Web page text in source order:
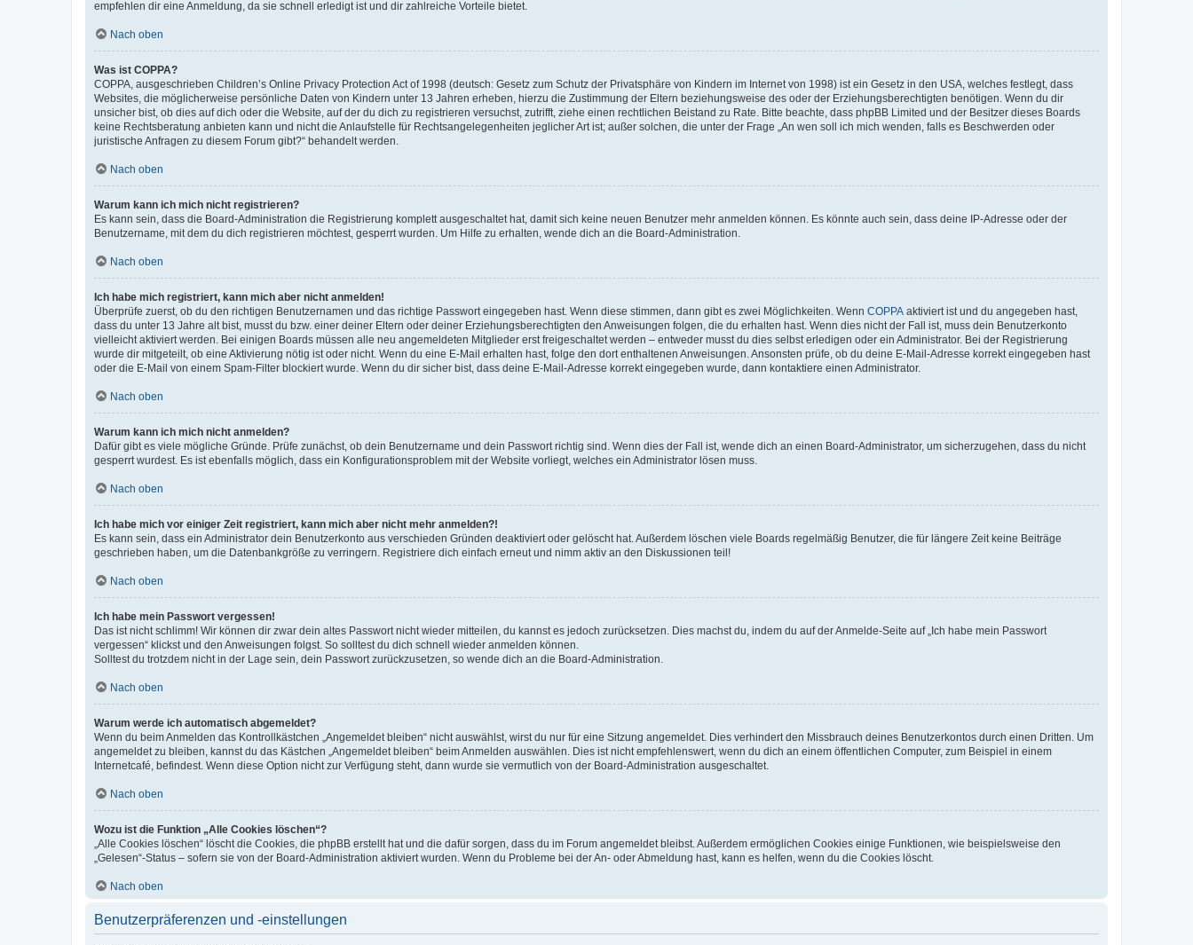
empfehlen dir eine Anmeldung, da sie schnell erledigt ist und dir zahlreiche Vorteile bietet.
Nach oben
Was ist COPPA?
COPPA, ausgeschrieben Children’s Online Privacy Protection Act of 1998 (deutsch: Gesetz zum Schutz der Privatsphäre von Kindern im Internet von 1998) ist ein Gesetz in den USA, welches festlegt, dass
Websites, die möglicherweise persönliche Daten von Kindern unter 13 Jahren erheben, hierzu die Zustimmung der Eltern beziehungsweise des oder der Erziehungsberechtigten benötigen. Wenn du dir
unsicher bist, ob dies auf dich oder die Website, auf der du dich zu registrieren versuchst, zutrifft, ziehe einen rechtlichen Beistand zu Rate. Bitte beachte, dass phpBB Limited und der Besitzer dieses Boards
keine Rechtsberatung anbieten kann und nicht die Anlaufstelle für Rechtsangelegenheiten jeglicher Art ist; außer solchen, die unter der Frage „An wen soll ich mich wenden, falls es Beschwerden oder
juristische Anfragen zu diesem Forum gibt?“ behandelt werden.
Nach oben
Warum kann ich mich nicht registrieren?
Es kann sein, dass die Board-Administration die Registrierung komplett ausgeschaltet hat, damit sich keine neuen Benutzer mehr anmelden können. Es könnte auch sein, dass deine IP-Adresse oder der
Benutzername, mit dem du dich registrieren möchtest, gesperrt wurden. Um Hilfe zu erhalten, wende dich an die Board-Administration.
Nach oben
Ich habe mich registriert, kann mich aber nicht anmelden!
Überprüfe zuerst, ob du den richtigen Benutzernamen und das richtige Passwort eingegeben hast. Wenn diese stimmen, dann gibt es zwei Möglichkeiten. Wenn COPPA aktiviert ist und du angegeben hast,
dass du unter 13 Jahre alt bist, musst du bzw. einer deiner Eltern oder deiner Erziehungsberechtigten den Anweisungen folgen, die du erhalten hast. Wenn dies nicht der Fall ist, muss dein Benutzerkonto
vielleicht aktiviert werden. Bei einigen Boards müssen alle neu angemeldeten Mitglieder erst freigeschaltet werden – entweder musst du dies selbst erledigen oder ein Administrator. Bei der Registrierung
wurde dir mitgeteilt, ob eine Aktivierung nötig ist oder nicht. Wenn du eine E-Mail erhalten hast, folge den dort enthaltenen Anweisungen. Ansonsten prüfe, ob du deine E-Mail-Adresse korrekt eingegeben hast
oder die E-Mail von einem Spam-Filter blockiert wurde. Wenn du dir sicher bist, dass deine E-Mail-Adresse korrekt eingegeben wurde, dann kontaktiere einen Administrator.
Nach oben
Warum kann ich mich nicht anmelden?
Dafür gibt es viele mögliche Gründe. Prüfe zunächst, ob dein Benutzername und dein Passwort richtig sind. Wenn dies der Fall ist, wende dich an einen Board-Administrator, um sicherzugehen, dass du nicht
gesperrt wurdest. Es ist ebenfalls möglich, dass ein Konfigurationsproblem mit der Website vorliegt, welches ein Administrator lösen muss.
Nach oben
Ich habe mich vor einiger Zeit registriert, kann mich aber nicht mehr anmelden?!
Es kann sein, dass ein Administrator dein Benutzerkonto aus verschieden Gründen deaktiviert oder gelöscht hat. Außerdem löschen viele Boards regelmäßig Benutzer, die für längere Zeit keine Beiträge
geschrieben haben, um die Datenbankgröße zu verringern. Registriere dich einfach erneut und nimm aktiv an den Diskussionen teil!
Nach oben
Ich habe mein Passwort vergessen!
Das ist nicht schlimm! Wir können dir zwar dein altes Passwort nicht wieder mitteilen, du kannst es jedoch zurücksetzen. Dies machst du, indem du auf der Anmelde-Seite auf „Ich habe mein Passwort
vergessen“ klickst und den Anweisungen folgst. So solltest du dich schnell wieder anmelden können.
Solltest du trotzdem nicht in der Lage sein, dein Passwort zurückzusetzen, so wende dich an die Board-Administration.
Nach oben
Warum werde ich automatisch abgemeldet?
Wenn du beim Anmelden das Kontrollkästchen „Angemeldet bleiben“ nicht auswählst, wirst du nur für eine Sitzung angemeldet. Dies verhindert den Missbrauch deines Benutzerkontos durch einen Dritten. Um
angemeldet zu bleiben, kannst du das Kästchen „Angemeldet bleiben“ beim Anmelden auswählen. Dies ist nicht empfehlenswert, wenn du dich an einem öffentlichen Computer, zum Beispiel in einem
Internetcafé, befindest. Wenn diese Option nicht zur Verfügung steht, dann wurde sie vermutlich von der Board-Administration ausgeschaltet.
Nach oben
Wozu ist die Funktion „Alle Cookies löschen“?
„Alle Cookies löschen“ löscht die Cookies, die phpBB erstellt hat und die dafür sorgen, dass du im Forum angemeldet bleibst. Außerdem ermöglichen Cookies einige Funktionen, wie beispielsweise den
„Gelesen“-Status – sofern sie von der Board-Administration aktiviert wurden. Wenn du Probleme bei der An- oder Abmeldung hast, kann es helfen, wenn du die Cookies löscht.
Nach oben
Benutzerpräferenzen und -einstellungen